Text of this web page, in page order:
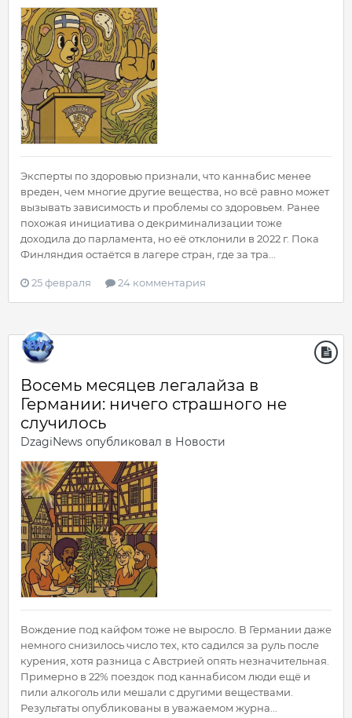
Эксперты по здоровью признали, что каннабис менее
вреден, чем многие другие вещества, но всё равно может
вызывать зависимость и проблемы со здоровьем. Ранее
похожая инициатива о декриминализации тоже
доходила до парламента, но её отклонили в 2022 г. Пока
Финляндия остаётся в лагере стран, где за тра...
25 февраля 24 комментария
Восемь месяцев легалайза в
Германии: ничего страшного не
случилось
DzagiNews опубликовал в Новости
Вождение под кайфом тоже не выросло. В Германии даже
немного снизилось число тех, кто садился за руль после
курения, хотя разница с Австрией опять незначительная.
Примерно в 22% поездок под каннабисом люди ещё и
пили алкоголь или мешали с другими веществами.
Результаты опубликованы в уважаемом журна...